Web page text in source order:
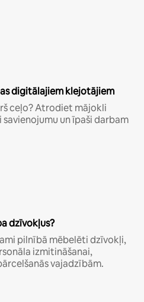
digitālajiem klejotājiem
ceļo? Atrodiet mājokli
un īpaši darbam
dzīvokļus?
pilnībā mēbelēti dzīvokļi,
izmitināšanai,
vajadzībām.